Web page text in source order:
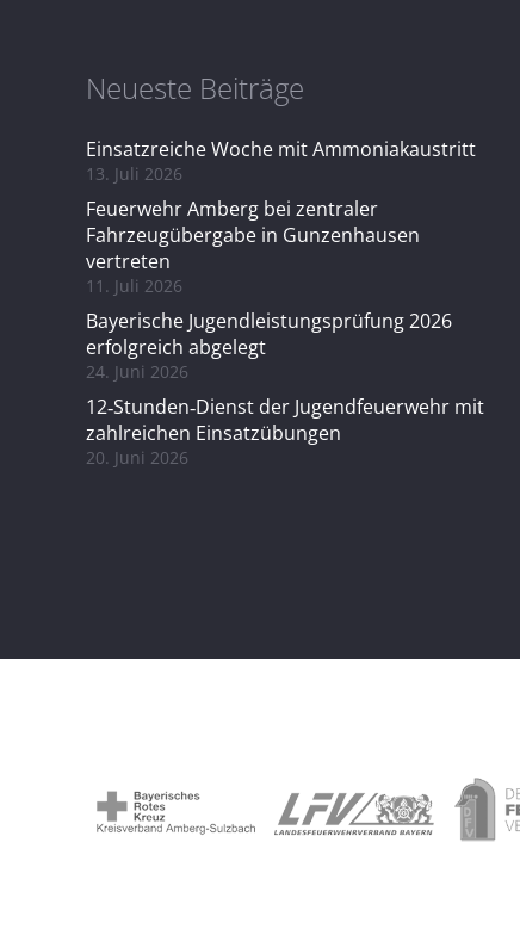
Neueste Beiträge
Einsatzreiche Woche mit Ammoniakaustritt
13. Juli 2026
Feuerwehr Amberg bei zentraler
Fahrzeugübergabe in Gunzenhausen
vertreten
11. Juli 2026
Bayerische Jugendleistungsprüfung 2026
erfolgreich abgelegt
24. Juni 2026
12‑Stunden‑Dienst der Jugendfeuerwehr mit
zahlreichen Einsatzübungen
20. Juni 2026